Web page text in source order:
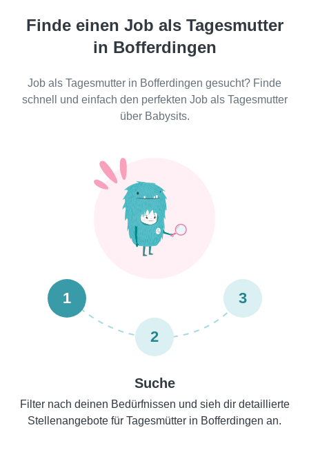
Finde einen Job als Tagesmutter
in Bofferdingen
Job als Tagesmutter in Bofferdingen gesucht? Finde
schnell und einfach den perfekten Job als Tagesmutter
über Babysits.
1
2
3
Suche
Filter nach deinen Bedürfnissen und sieh dir detaillierte
Stellenangebote für Tagesmütter in Bofferdingen an.